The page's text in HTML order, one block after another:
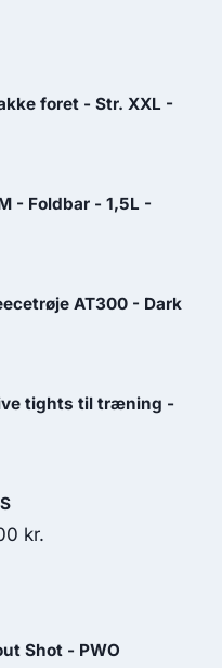
foret - Str. XXL -
- Foldbar - 1,5L -
AT300 - Dark
tights til træning -
kr.
Shot - PWO